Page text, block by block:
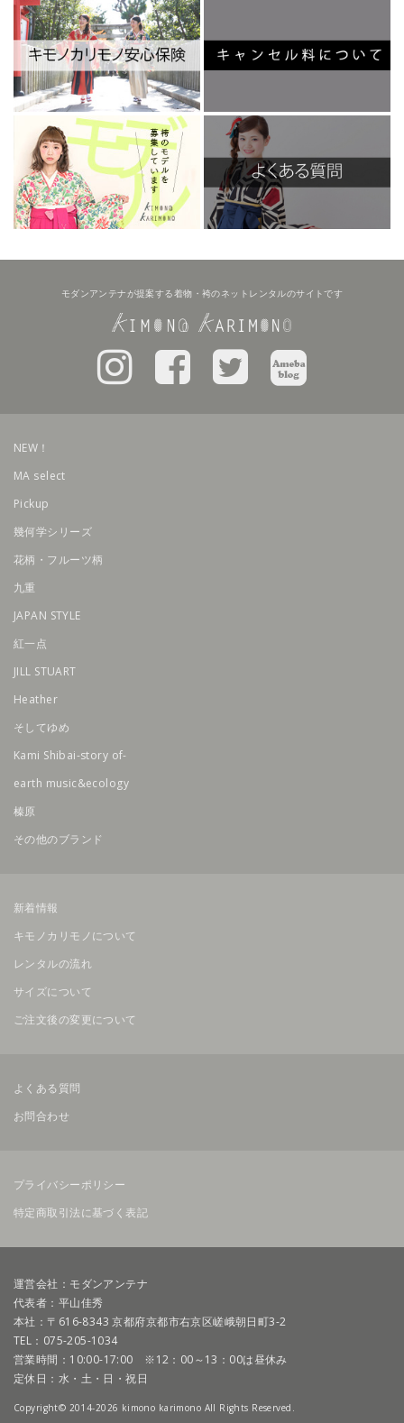
モダンアンテナが提案する着物・袴のネットレンタルのサイトです
NEW！
MA select
Pickup
幾何学シリーズ
花柄・フルーツ柄
九重
JAPAN STYLE
紅一点
JILL STUART
Heather
そしてゆめ
Kami Shibai-story of-
earth music&ecology
榛原
その他のブランド
新着情報
キモノカリモノについて
レンタルの流れ
サイズについて
ご注文後の変更について
よくある質問
お問合わせ
プライバシーポリシー
特定商取引法に基づく表記
運営会社：モダンアンテナ
代表者：平山佳秀
本社：〒616-8343 京都府京都市右京区嵯峨朝日町3-2
TEL：075-205-1034
営業時間：10:00-17:00 ※12：00～13：00は昼休み
定休日：水・土・日・祝日
Copyright© 2014-2026 kimono karimono All Rights Reserved.